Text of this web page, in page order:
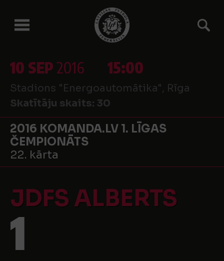
10 SEP2016 15:00
Stadions "Energoautomātika", Rīga
Skatītāju skaits: 30
2016 KOMANDA.LV 1. LĪGAS
ČEMPIONĀTS
22. kārta
JDFS ALBERTS
1